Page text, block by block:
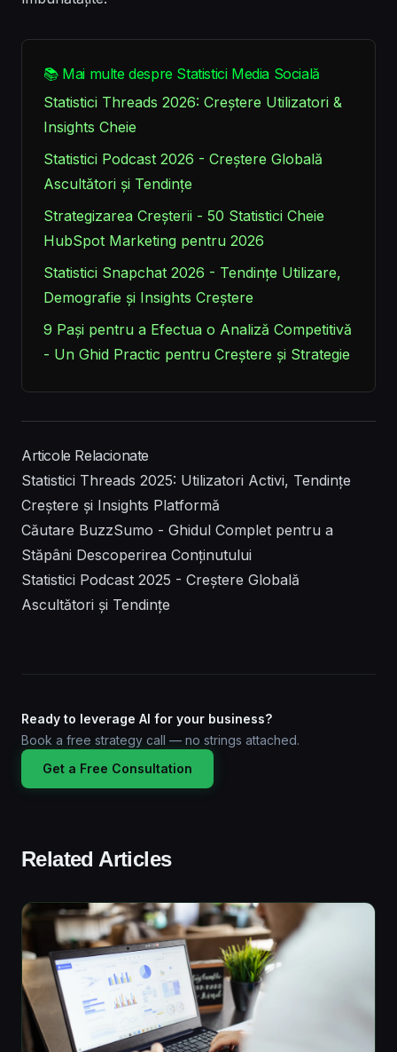
📚 Mai multe despre Statistici Media Socială
Statistici Threads 2026: Creștere Utilizatori &
Insights Cheie
Statistici Podcast 2026 - Creștere Globală
Ascultători și Tendințe
Strategizarea Creșterii - 50 Statistici Cheie
HubSpot Marketing pentru 2026
Statistici Snapchat 2026 - Tendințe Utilizare,
Demografie și Insights Creștere
9 Pași pentru a Efectua o Analiză Competitivă
- Un Ghid Practic pentru Creștere și Strategie
Articole Relacionate
Statistici Threads 2025: Utilizatori Activi, Tendințe
Creștere și Insights Platformă
Căutare BuzzSumo - Ghidul Complet pentru a
Stăpâni Descoperirea Conținutului
Statistici Podcast 2025 - Creștere Globală
Ascultători și Tendințe
Ready to leverage AI for your business?
Book a free strategy call — no strings attached.
Get a Free Consultation
Related Articles